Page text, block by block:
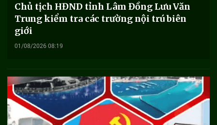
Chủ tịch HĐND tỉnh Lâm Đồng Lưu Văn
Trung kiểm tra các trường nội trú biên
giới
01/08/2026 08:19